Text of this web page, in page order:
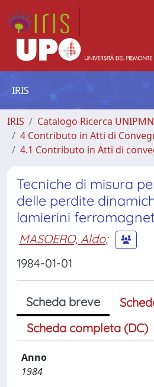
IRIS
IRIS
Catalogo Ricerca UNIPMN
4 Contributo in Atti di
4.1 Contributo in Atti di
Tecniche di misura
delle perdite
lamierini
MASOERO, Aldo;
1984-01-01
Scheda breve
Scheda completa (DC)
Anno
1984